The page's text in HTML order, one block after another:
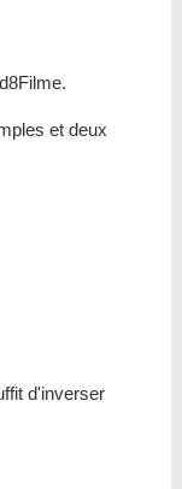
et deux
d'inverser